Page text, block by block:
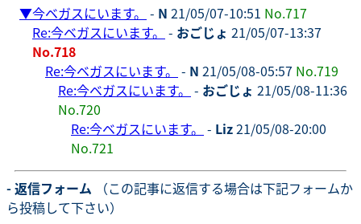
▼今ベガスにいます。 - N 21/05/07-10:51 No.717
Re:今ベガスにいます。 - おごじょ 21/05/07-13:37
No.718
Re:今ベガスにいます。 - N 21/05/08-05:57 No.719
Re:今ベガスにいます。 - おごじょ 21/05/08-11:36
No.720
Re:今ベガスにいます。 - Liz21/05/08-20:00
No.721
- 返信フォーム （この記事に返信する場合は下記フォームか
ら投稿して下さい）